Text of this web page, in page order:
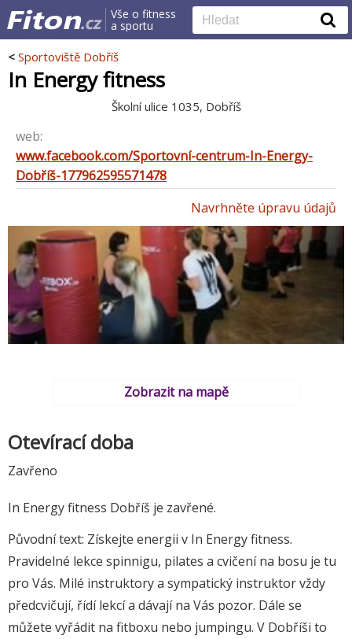
Vše o fitness
a sportu
< Sportoviště Dobříš
In Energy fitness
Školní ulice 1035, Dobříš
web:
www.facebook.com/Sportovní-centrum-In-Energy-
Dobříš-177962595571478
Navrhněte úpravu údajů
Zobrazit na mapě
Otevírací doba
Zavřeno
In Energy fitness Dobříš je zavřené.
Původní text: Získejte energii v In Energy fitness.
Pravidelné lekce spinnigu, pilates a cvičení na bosu je tu
pro Vás. Milé instruktory a sympatický instruktor vždy
předcvičují, řídí lekcí a dávají na Vás pozor. Dále se
můžete vyřádit na fitboxu nebo jumpingu. V Dobříši to